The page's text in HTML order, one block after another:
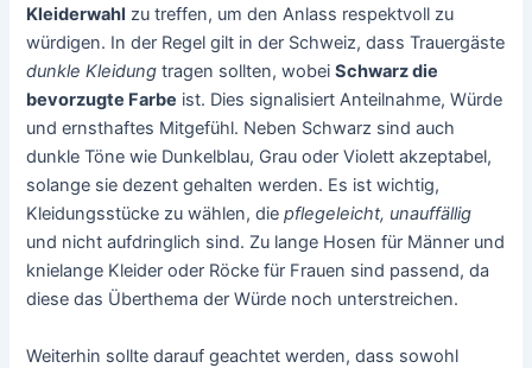
Kleiderwahl zu treffen, um den Anlass respektvoll zu
würdigen. In der Regel gilt in der Schweiz, dass Trauergäste
dunkle Kleidung tragen sollten, wobeiSchwarz die
bevorzugte Farbe ist. Dies signalisiert Anteilnahme, Würde
und ernsthaftes Mitgefühl. Neben Schwarz sind auch
dunkle Töne wie Dunkelblau, Grau oder Violett akzeptabel,
solange sie dezent gehalten werden. Es ist wichtig,
Kleidungsstücke zu wählen, diepflegeleicht, unauffällig
und nicht aufdringlich sind. Zu lange Hosen für Männer und
knielange Kleider oder Röcke für Frauen sind passend, da
diese das Überthema der Würde noch unterstreichen.
Weiterhin sollte darauf geachtet werden, dass sowohl